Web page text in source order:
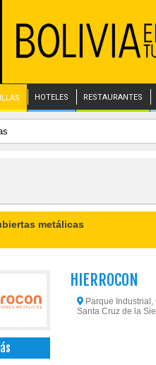
HOTELES RESTAURANTES
metálicas
HIERROCON
Parque
Santa Cruz de la